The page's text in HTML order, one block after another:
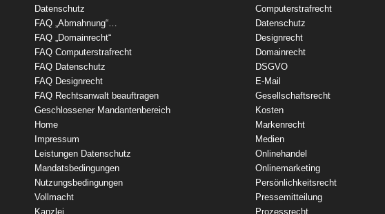
Datenschutz
FAQ „Abmahnung“…
FAQ „Domainrecht“
FAQ Computerstrafrecht
FAQ Datenschutz
FAQ Designrecht
FAQ Rechtsanwalt beauftragen
Geschlossener Mandantenbereich
Home
Impressum
Leistungen Datenschutz
Mandatsbedingungen
Nutzungsbedingungen
Vollmacht
Kanzlei
Computerstrafrecht
Datenschutz
Designrecht
Domainrecht
DSGVO
E-Mail
Gesellschaftsrecht
Kosten
Markenrecht
Medien
Onlinehandel
Onlinemarketing
Persönlichkeitsrecht
Pressemitteilung
Prozessrecht